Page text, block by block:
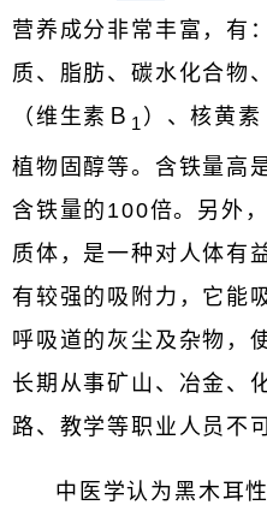
营养成分非常丰富，有
质、脂肪、碳水化合物
（维生素Ｂ 1 ）、核黄素
植物固醇等。含铁量高
含铁量的100倍。另外
质体，是一种对人体有
有较强的吸附力，它能
呼吸道的灰尘及杂物，
长期从事矿山、冶金、
路、教学等职业人员不
中医学认为黑木耳